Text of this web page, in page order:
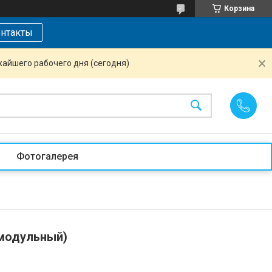
Корзина
рабочего дня (сегодня)
Фотогалерея